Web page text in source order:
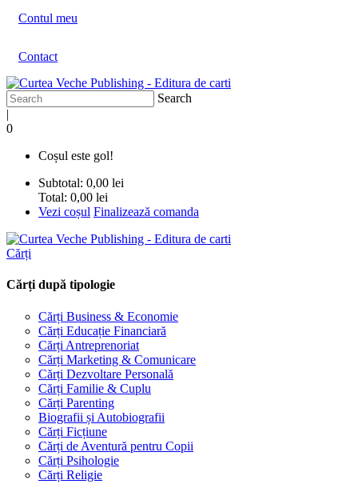
Contul meu
Contact
Search
|
0
Coșul este gol!
Subtotal: 0,00 lei
Total: 0,00 lei
Vezi coșul Finalizează comanda
Cărți
Cărți după tipologie
Cărți Business & Economie
Cărți Educație Financiară
Cărți Antreprenoriat
Cărți Marketing & Comunicare
Cărți Dezvoltare Personală
Cărți Familie & Cuplu
Cărți Parenting
Biografii și Autobiografii
Cărți Ficțiune
Cărți de Aventură pentru Copii
Cărți Psihologie
Cărți Religie